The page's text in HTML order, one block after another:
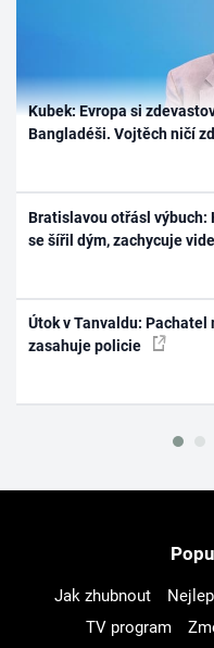
Kubek: Evropa si
Bangladéši. Vojtěch ničí
Bratislavou otřásl
se šířil dým, zachycuje
Útok v Tanvaldu:
zasahuje policie
Jak zhubnout
TV program